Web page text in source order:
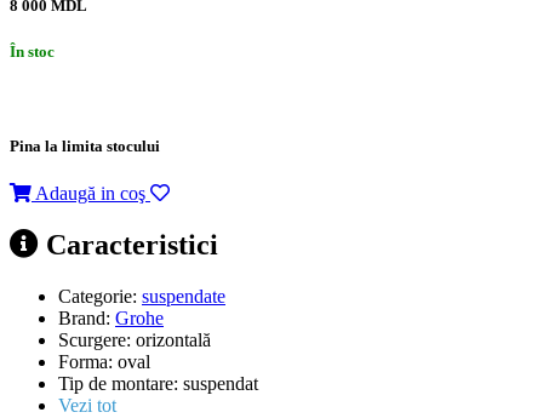
8 000 MDL
În stoc
Pina la limita stocului
Adaugă in coş
Caracteristici
Categorie: suspendate
Brand: Grohe
Scurgere: orizontală
Forma: oval
Tip de montare: suspendat
Vezi tot